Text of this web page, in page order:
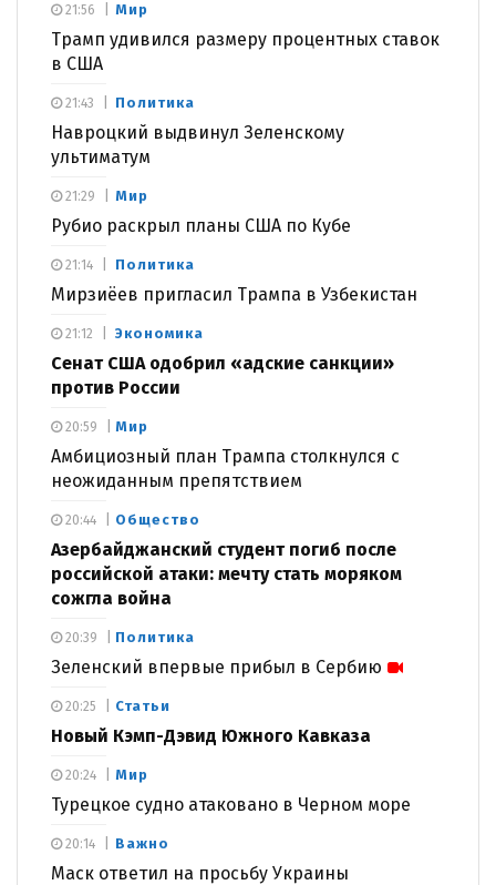
Мир
Трамп удивился размеру процентных ставок
в США
21:56
Политика
Навроцкий выдвинул Зеленскому
ультиматум
21:43
Мир
Рубио раскрыл планы США по Кубе
21:29
Политика
Мирзиёев пригласил Трампа в Узбекистан
21:14
Экономика
Сенат США одобрил «адские санкции»
против России
21:12
Мир
Амбициозный план Трампа столкнулся с
неожиданным препятствием
20:59
Общество
Азербайджанский студент погиб после
российской атаки: мечту стать моряком
сожгла война
20:44
Политика
Зеленский впервые прибыл в Сербию
20:39
Статьи
Новый Кэмп-Дэвид Южного Кавказа
20:25
Мир
Турецкое судно атаковано в Черном море
20:24
Важно
Маск ответил на просьбу Украины
20:14